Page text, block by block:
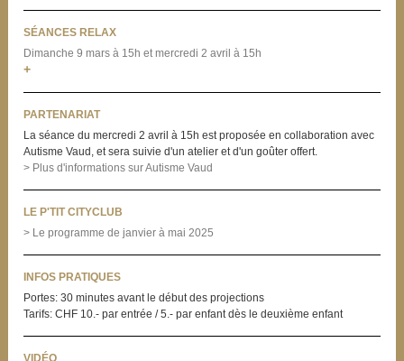
SÉANCES RELAX
Dimanche 9 mars à 15h et mercredi 2 avril à 15h
+
PARTENARIAT
La séance du mercredi 2 avril à 15h est proposée en collaboration avec
Autisme Vaud, et sera suivie d'un atelier et d'un goûter offert.
> Plus d'informations sur Autisme Vaud
LE P'TIT CITYCLUB
> Le programme de janvier à mai 2025
INFOS PRATIQUES
Portes: 30 minutes avant le début des projections
Tarifs: CHF 10.- par entrée / 5.- par enfant dès le deuxième enfant